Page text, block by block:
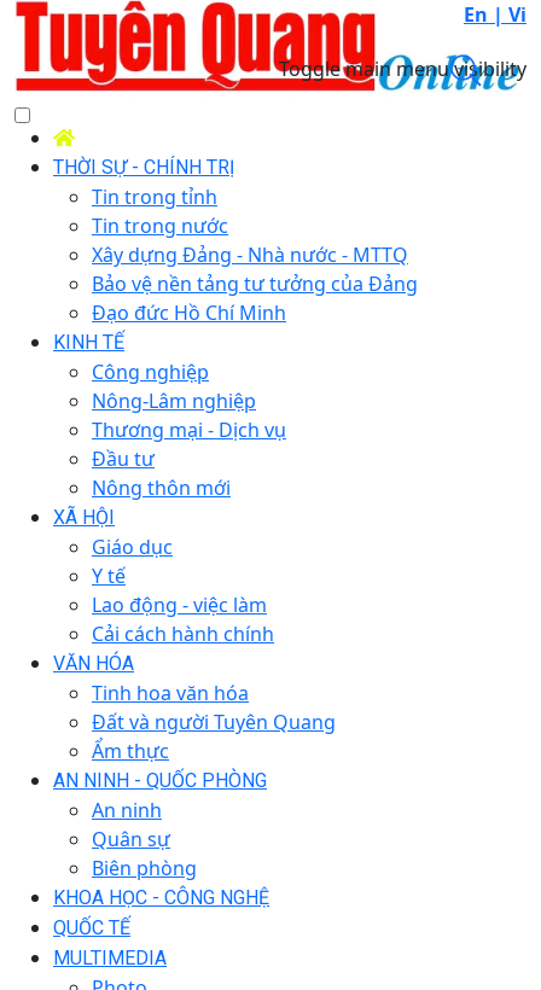
En | Vi
Toggle main menu visibility
THỜI SỰ - CHÍNH TRỊ
Tin trong tỉnh
Tin trong nước
Xây dựng Đảng - Nhà nước - MTTQ
Bảo vệ nền tảng tư tưởng của Đảng
Đạo đức Hồ Chí Minh
KINH TẾ
Công nghiệp
Nông-Lâm nghiệp
Thương mại - Dịch vụ
Đầu tư
Nông thôn mới
XÃ HỘI
Giáo dục
Y tế
Lao động - việc làm
Cải cách hành chính
VĂN HÓA
Tinh hoa văn hóa
Đất và người Tuyên Quang
Ẩm thực
AN NINH - QUỐC PHÒNG
An ninh
Quân sự
Biên phòng
KHOA HỌC - CÔNG NGHỆ
QUỐC TẾ
MULTIMEDIA